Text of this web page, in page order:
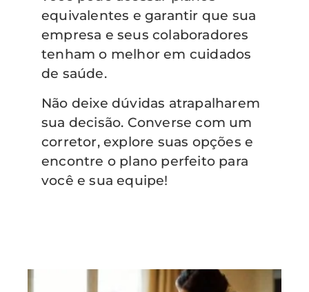
equivalentes e garantir que sua
empresa e seus colaboradores
tenham o melhor em cuidados
de saúde.
Não deixe dúvidas atrapalharem
sua decisão. Converse com um
corretor, explore suas opções e
encontre o plano perfeito para
você e sua equipe!